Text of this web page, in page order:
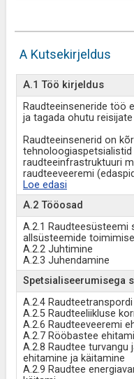
A Kutsekirjeldus
A.1 Töö kirjeldus
Raudteeinseneride töö
ja tagada ohutu
Raudteeinsenerid on
raudteeinfrastruktuuri
raudteeveeremi
Loe edasi
A.2 Tööosad
A.2.1 Raudteesüsteemi
allsüsteemide
A.2.2 Juhtimine
A.2.3 Juhendamine
Spetsialiseerumisega
A.2.4
A.2.5 Raudteeliikluse
A.2.6 Raudteeveeremi
A.2.7 Rööbastee
A.2.8 Raudtee
ehitamine ja käitamine
A.2.9 Raudtee